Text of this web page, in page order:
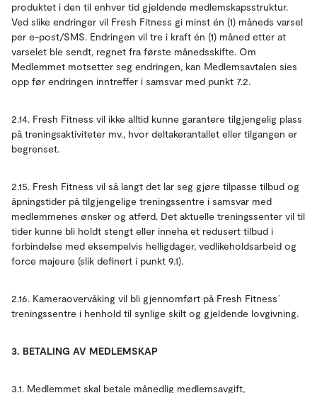
produktet i den til enhver tid gjeldende medlemskapsstruktur.
Ved slike endringer vil Fresh Fitness gi minst én (1) måneds varsel
per e-post/SMS. Endringen vil tre i kraft én (1) måned etter at
varselet ble sendt, regnet fra første månedsskifte. Om
Medlemmet motsetter seg endringen, kan Medlemsavtalen sies
opp før endringen inntreffer i samsvar med punkt 7.2.
2.14. Fresh Fitness vil ikke alltid kunne garantere tilgjengelig plass
på treningsaktiviteter mv., hvor deltakerantallet eller tilgangen er
begrenset.
2.15. Fresh Fitness vil så langt det lar seg gjøre tilpasse tilbud og
åpningstider på tilgjengelige treningssentre i samsvar med
medlemmenes ønsker og atferd. Det aktuelle treningssenter vil til
tider kunne bli holdt stengt eller inneha et redusert tilbud i
forbindelse med eksempelvis helligdager, vedlikeholdsarbeid og
force majeure (slik definert i punkt 9.1).
2.16. Kameraovervåking vil bli gjennomført på Fresh Fitness´
treningssentre i henhold til synlige skilt og gjeldende lovgivning.
3. BETALING AV MEDLEMSKAP
3.1. Medlemmet skal betale månedlig medlemsavgift,